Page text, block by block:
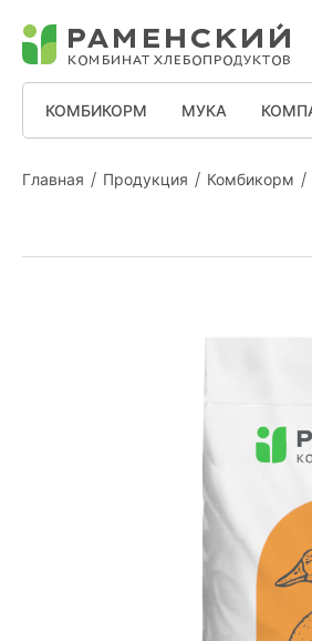
КОМБИКОРМ МУКА
Главная Продукция Комбикорм